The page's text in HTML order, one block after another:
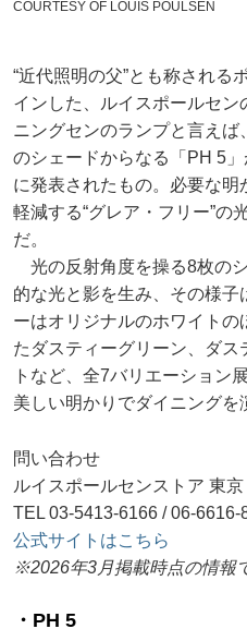
COURTESY OF LOUIS POULSEN
“近代照明の父”とも称される
インした、ルイスポールセ
ニングセンのランプと言え
のシェードからなる「PH 5
に発表されたもの。必要な
軽減する“グレア・フリー”の
だ。
光の反射角度を操る8枚の
的な光と影を生み、その様
ーはオリジナルのホワイト
たダスティーグリーン、ダス
トなど、全7バリエーション
美しい明かりでダイニングを
問い合わせ
ルイスポールセンストア 東京
TEL 03-5413-6166 / 06-6616-
公式サイトはこちら
※2026年3月掲載時点の情報
・PH 5